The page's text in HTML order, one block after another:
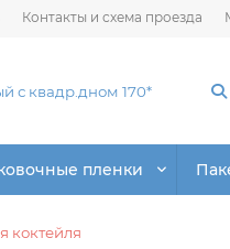
Контакты и схема проезда
пленки
коктейля